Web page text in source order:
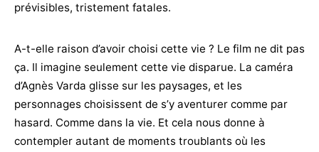
prévisibles, tristement fatales.
A-t-elle raison d’avoir choisi cette vie ? Le film ne dit pas
ça. Il imagine seulement cette vie disparue. La caméra
d’Agnès Varda glisse sur les paysages, et les
personnages choisissent de s’y aventurer comme par
hasard. Comme dans la vie. Et cela nous donne à
contempler autant de moments troublants où les